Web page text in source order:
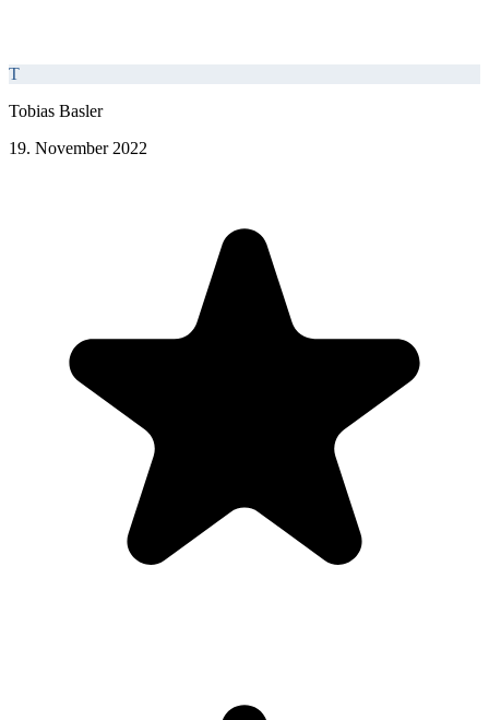
T
Tobias Basler
19. November 2022